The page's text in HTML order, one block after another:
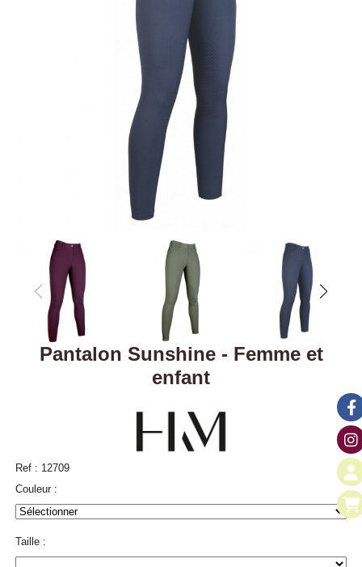
Pantalon Sunshine - Femme et
enfant
Ref : 12709
Couleur :
Taille :